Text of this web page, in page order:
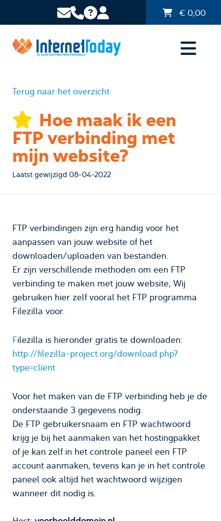
€ 0,00
Terug naar het overzicht
FTP verbinding met
mijn website?
Laatst gewijzigd 08-04-2022
FTP verbindingen zijn erg handig voor het
aanpassen van jouw website of het
downloaden/uploaden van bestanden.
Er zijn verschillende methoden om een FTP
verbinding te maken met jouw website, Wij
gebruiken hier zelf vooral het FTP programma
Filezilla voor.
Filezilla is hieronder gratis te downloaden:
http://filezilla-project.org/download.php?
type=client
Voor het maken van de FTP verbinding heb je de
onderstaande 3 gegevens nodig.
De FTP gebruikersnaam en FTP wachtwoord
krijg je bij het aanmaken van het hostingpakket
of je kan zelf in het controle paneel een FTP
account aanmaken, tevens kan je in het controle
paneel ook altijd het wachtwoord wijzigen
wanneer dit nodig is.